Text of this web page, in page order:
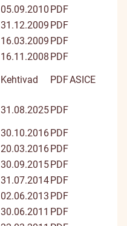
05.09.2010 PDF
31.12.2009 PDF
16.03.2009 PDF
16.11.2008 PDF
Kehtivad PDFASICE
31.08.2025PDF
30.10.2016PDF
20.03.2016PDF
30.09.2015PDF
31.07.2014PDF
02.06.2013 PDF
30.06.2011 PDF